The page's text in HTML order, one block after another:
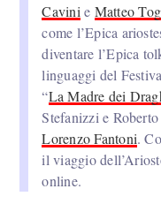
Cavini e Matteo
come l’Epica
diventare l’Epica
linguaggi del
“La Madre dei
Stefanizzi e Roberto
Lorenzo Fantoni.
il viaggio
online.